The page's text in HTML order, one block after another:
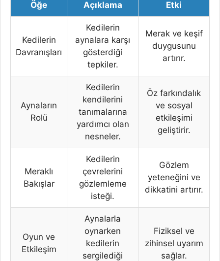
Öğe Açıklama Etki
Kedilerin
Davranışları
Kedilerin
aynalara karşı
gösterdiği
tepkiler.
Merak ve keşif
duygusunu
artırır.
Aynaların
Rolü
Kedilerin
kendilerini
tanımalarına
yardımcı olan
nesneler.
Öz farkındalık
ve sosyal
etkileşimi
geliştirir.
Meraklı
Bakışlar
Kedilerin
çevrelerini
gözlemleme
isteği.
Gözlem
yeteneğini ve
dikkatini artırır.
Oyun ve
Etkileşim
Aynalarla
oynarken
kedilerin
sergilediği
Fiziksel ve
zihinsel uyarım
sağlar.